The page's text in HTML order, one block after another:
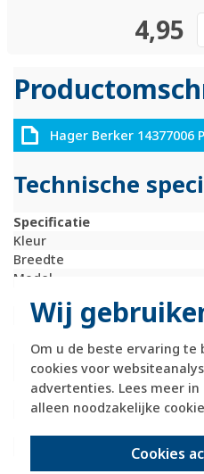
Wij
Om u de beste ervaring te
cookies voor
advertenties. Lees meer in
alleen noodzakelijke
Cookies
4,95
Hager Berker 14377006
Technische
Specificatie
Kleur
Breedte
Model
Hoogte
Gebruik
Oppervlaktebescherming
Materiaalkwaliteit